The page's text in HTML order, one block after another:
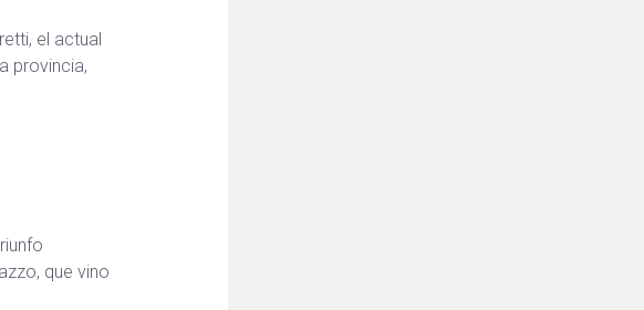
el actual
provincia,
que vino